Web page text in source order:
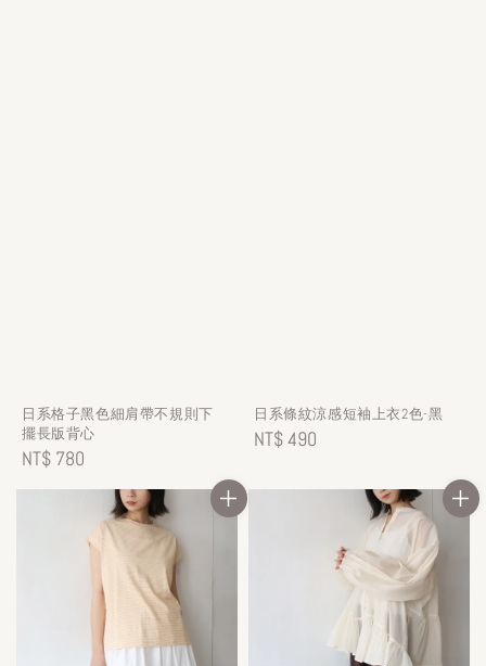
日系格子黑色細肩帶不規則下
擺長版背心
Regular
price
NT$ 780
日系條紋涼感短袖上衣2色-黑
Regular
NT$ 490